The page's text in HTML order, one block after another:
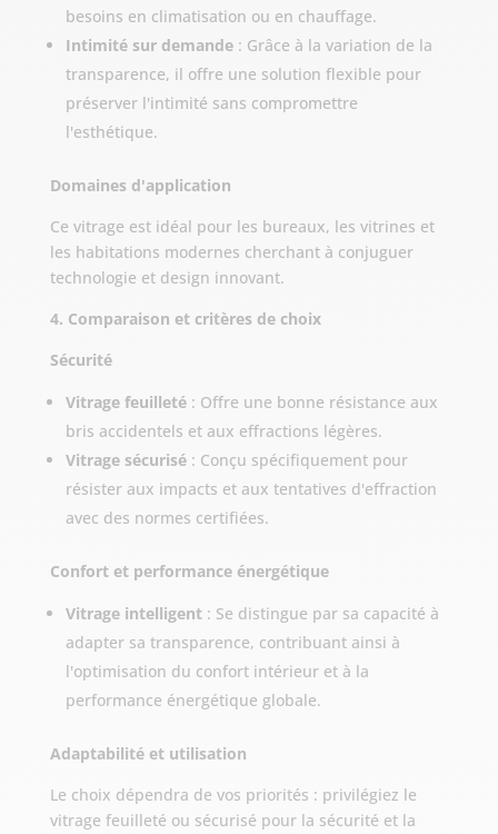
besoins en climatisation ou en chauffage.
Intimité sur demande: Grâce à la variation de la
transparence, il offre une solution flexible pour
préserver l'intimité sans compromettre
l'esthétique.
Domaines d'application
Ce vitrage est idéal pour les bureaux, les vitrines et
les habitations modernes cherchant à conjuguer
technologie et design innovant.
4. Comparaison et critères de choix
Sécurité
Vitrage feuilleté: Offre une bonne résistance aux
bris accidentels et aux effractions légères.
Vitrage sécurisé: Conçu spécifiquement pour
résister aux impacts et aux tentatives d'effraction
avec des normes certifiées.
Confort et performance énergétique
Vitrage intelligent: Se distingue par sa capacité à
adapter sa transparence, contribuant ainsi à
l'optimisation du confort intérieur et à la
performance énergétique globale.
Adaptabilité et utilisation
Le choix dépendra de vos priorités : privilégiez le
vitrage feuilleté ou sécurisé pour la sécurité et la